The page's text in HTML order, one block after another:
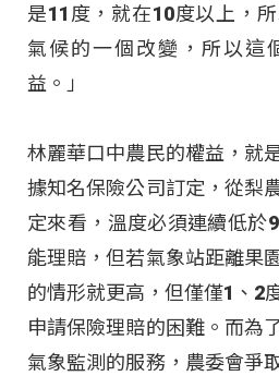
是11度，就在10度以上，
氣候的一個改變，所以這
益。」
林麗華口中農民的權益，就
據知名保險公司訂定，從梨
定來看，溫度必須連續低於
能理賠，但若氣象站距離果
的情形就更高，但僅僅1、2
申請保險理賠的困難。而為
氣象監測的服務，農委會爭